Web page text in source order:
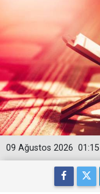
01:15
09 Ağustos 2026